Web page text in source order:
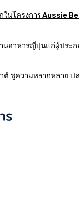
ในโครงการ Aussie
นอาหารญี่ปุ่นแก่ผู้ปร
ต์ ชูความหลากหลาย